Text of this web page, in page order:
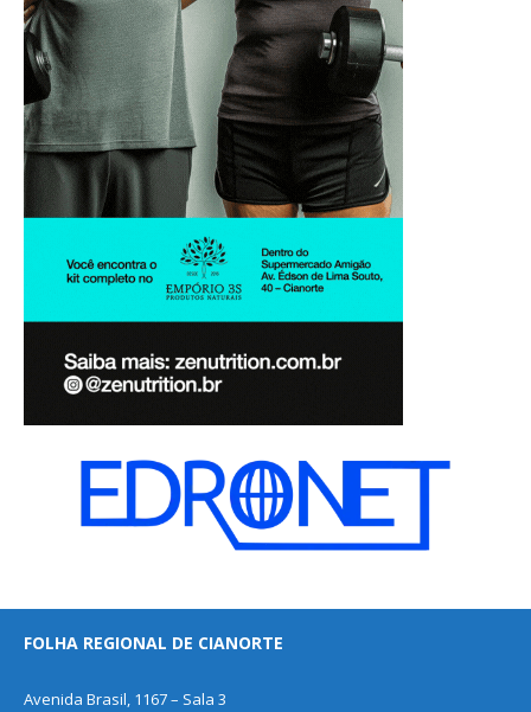
FOLHA REGIONAL DE CIANORTE
Avenida Brasil, 1167 – Sala 3